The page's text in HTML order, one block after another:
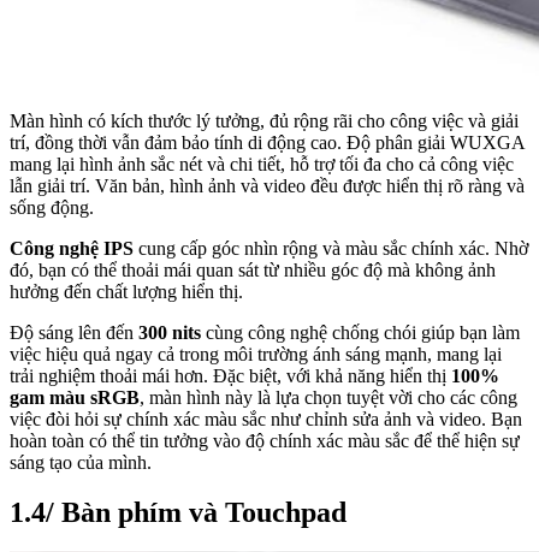
Màn hình có kích thước lý tưởng, đủ rộng rãi cho công việc và giải
trí, đồng thời vẫn đảm bảo tính di động cao. Độ phân giải WUXGA
mang lại hình ảnh sắc nét và chi tiết, hỗ trợ tối đa cho cả công việc
lẫn giải trí. Văn bản, hình ảnh và video đều được hiển thị rõ ràng và
sống động.
Công nghệ IPS cung cấp góc nhìn rộng và màu sắc chính xác. Nhờ
đó, bạn có thể thoải mái quan sát từ nhiều góc độ mà không ảnh
hưởng đến chất lượng hiển thị.
Độ sáng lên đến 300 nits cùng công nghệ chống chói giúp bạn làm
việc hiệu quả ngay cả trong môi trường ánh sáng mạnh, mang lại
trải nghiệm thoải mái hơn. Đặc biệt, với khả năng hiển thị 100%
gam màu sRGB, màn hình này là lựa chọn tuyệt vời cho các công
việc đòi hỏi sự chính xác màu sắc như chỉnh sửa ảnh và video. Bạn
hoàn toàn có thể tin tưởng vào độ chính xác màu sắc để thể hiện sự
sáng tạo của mình.
1.4/ Bàn phím và Touchpad